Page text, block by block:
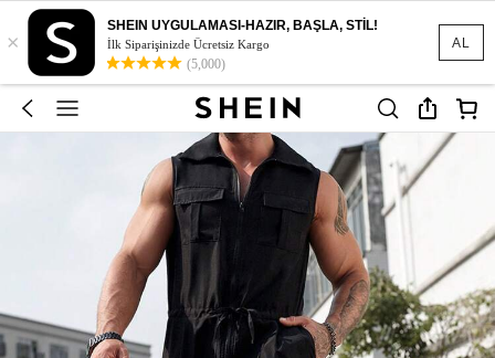
AL
×
SHEIN UYGULAMASI-HAZIR, BAŞLA, STİL!
İlk Siparişinizde Ücretsiz Kargo
(5,000)